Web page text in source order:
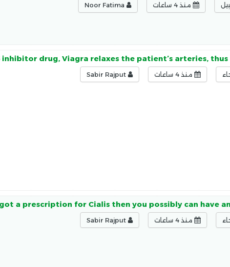
منذ 4 ساعات
inhibitor drug, Viagra relaxes the patient’s arteries,
منذ 4 ساعات
a prescription for Cialis then you possibly can have
منذ 4 ساعات